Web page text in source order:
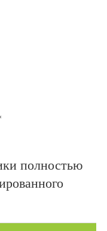
полностью